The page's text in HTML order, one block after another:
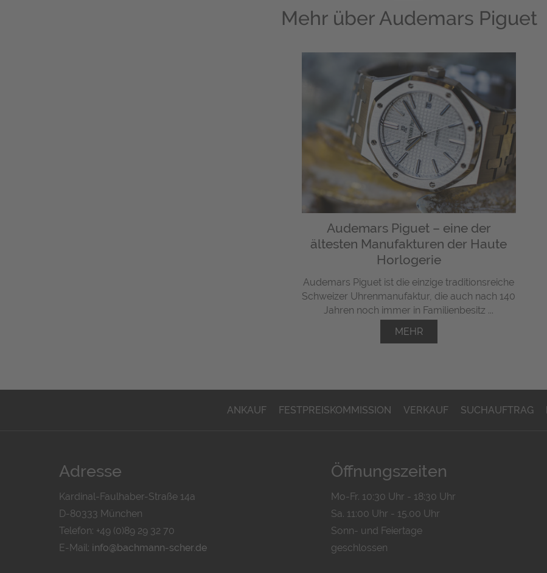
Mehr über Audemars Piguet
Audemars Piguet – eine der
ältesten Manufakturen der Haute
Horlogerie
Audemars Piguet ist die einzige traditionsreiche
Schweizer Uhrenmanufaktur, die auch nach 140
Jahren noch immer in Familienbesitz ...
MEHR
ANKAUF FESTPREISKOMMISSION VERKAUF SUCHAUFTRAG
Adresse
Kardinal-Faulhaber-Straße 14a
D-80333 München
Telefon: +49 (0)89 29 32 70
E-Mail: info@bachmann-scher.de
Öffnungszeiten
Mo-Fr. 10:30 Uhr - 18:30 Uhr
Sa. 11:00 Uhr - 15.00 Uhr
Sonn- und Feiertage
geschlossen